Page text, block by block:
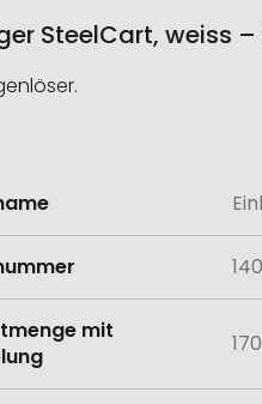
SteelCart, weiss
mit
170